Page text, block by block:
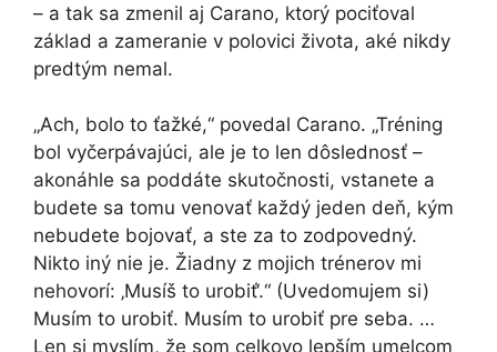
– a tak sa zmenil aj Carano, ktorý pociťoval
základ a zameranie v polovici života, aké nikdy
predtým nemal.
„Ach, bolo to ťažké,“ povedal Carano. „Tréning
bol vyčerpávajúci, ale je to len dôslednosť –
akonáhle sa poddáte skutočnosti, vstanete a
budete sa tomu venovať každý jeden deň, kým
nebudete bojovať, a ste za to zodpovedný.
Nikto iný nie je. Žiadny z mojich trénerov mi
nehovorí: ‚Musíš to urobiť‘.“ (Uvedomujem si)
Musím to urobiť. Musím to urobiť pre seba. …
Len si myslím, že som celkovo lepším umelcom